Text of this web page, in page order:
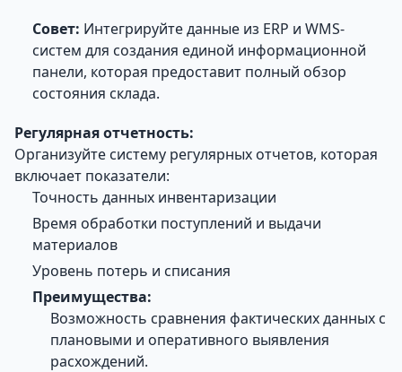
Совет: Интегрируйте данные из ERP и WMS-
систем для создания единой информационной
панели, которая предоставит полный обзор
состояния склада.
Регулярная отчетность:
Организуйте систему регулярных отчетов, которая
включает показатели:
Точность данных инвентаризации
Время обработки поступлений и выдачи
материалов
Уровень потерь и списания
Преимущества:
Возможность сравнения фактических данных с
плановыми и оперативного выявления
расхождений.